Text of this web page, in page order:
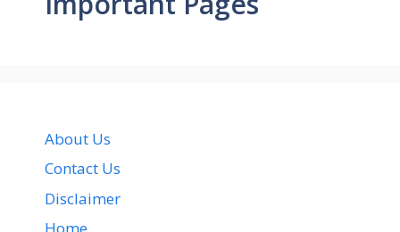
About Us
Contact Us
Disclaimer